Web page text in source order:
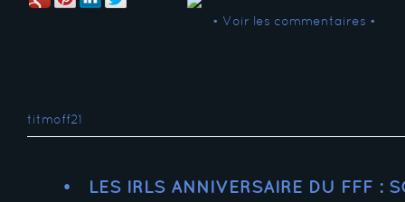
• Voir les commentaires •
titmoff21
LES IRLS ANNIVERSAIRE DU FFF :